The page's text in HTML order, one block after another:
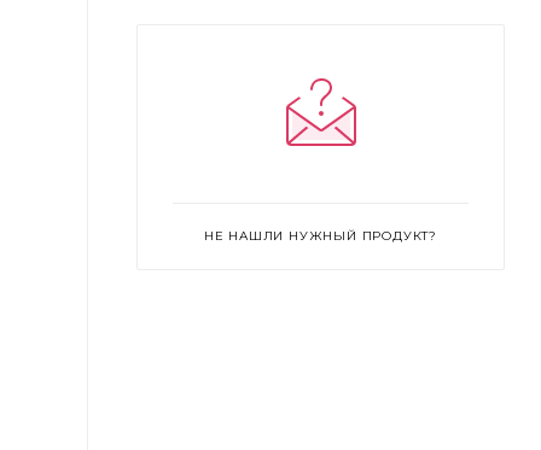
НЕ НАШЛИ НУЖНЫЙ ПРОДУКТ?